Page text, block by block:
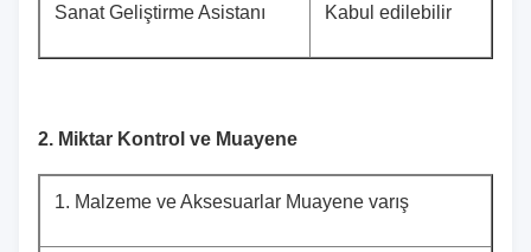
Sanat Geliştirme Asistanı Kabul edilebilir
2. Miktar Kontrol ve Muayene
1. Malzeme ve Aksesuarlar Muayene varış